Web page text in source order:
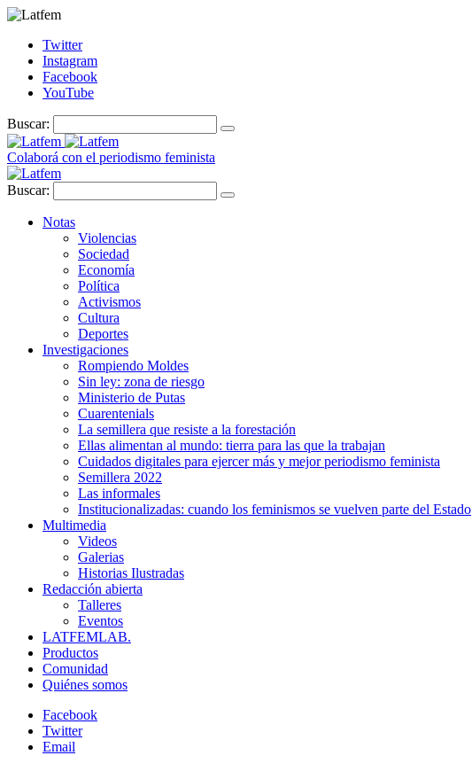
Twitter
Instagram
Facebook
YouTube
Buscar:
Colaborá con el periodismo feminista
Buscar:
Notas
Violencias
Sociedad
Economía
Política
Activismos
Cultura
Deportes
Investigaciones
Rompiendo Moldes
Sin ley: zona de riesgo
Ministerio de Putas
Cuarentenials
La semillera que resiste a la forestación
Ellas alimentan al mundo: tierra para las que la trabajan
Cuidados digitales para ejercer más y mejor periodismo feminista
Semillera 2022
Las informales
Institucionalizadas: cuando los feminismos se vuelven parte del Estado
Multimedia
Videos
Galerias
Historias Ilustradas
Redacción abierta
Talleres
Eventos
LATFEMLAB.
Productos
Comunidad
Quiénes somos
Facebook
Twitter
Email